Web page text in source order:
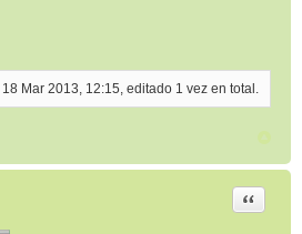
Mar 2013, 12:15, editado 1 vez en total.
Citar